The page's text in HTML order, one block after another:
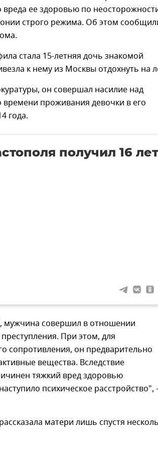
ее здоровью по
строго режима. Об этом
стала 15-летняя дочь знакомой
к нему из Москвы отдохнуть на
он совершал насилие над
проживания девочки в его
года.
получил 16 лет
мужчина совершил в отношении
При этом, для
сопротивления, он предварительно
вещества. Вследствие
тяжкий вред здоровью
психическое расстройство", -
матери лишь спустя